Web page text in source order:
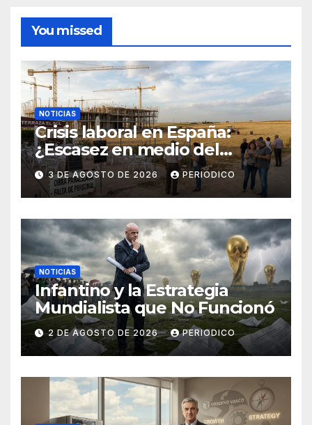
You missed
NOTICIAS
Crisis laboral en España:
¿Escasez en medio del
desempleo?
3 DE AGOSTO DE 2026 PERIODICO
NOTICIAS
Infantino y la Estrategia
Mundialista que No Funcionó
2 DE AGOSTO DE 2026 PERIODICO